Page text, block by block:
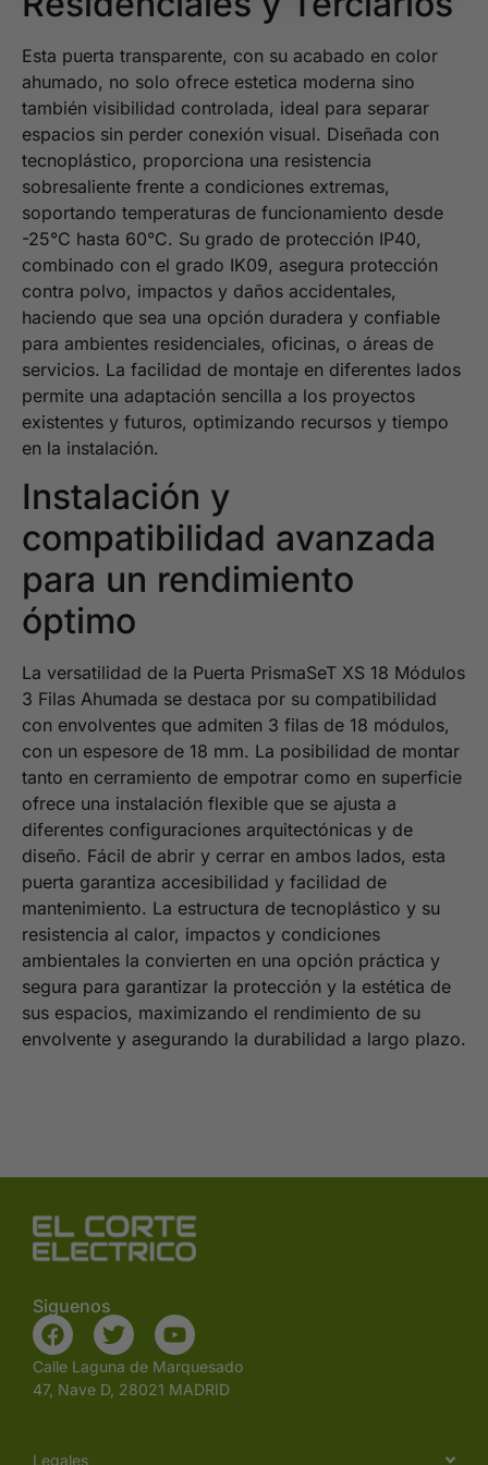
Esta puerta transparente, con su acabado en color
ahumado, no solo ofrece estetica moderna sino
también visibilidad controlada, ideal para separar
espacios sin perder conexión visual. Diseñada con
tecnoplástico, proporciona una resistencia
sobresaliente frente a condiciones extremas,
soportando temperaturas de funcionamiento desde
-25°C hasta 60°C. Su grado de protección IP40,
combinado con el grado IK09, asegura protección
contra polvo, impactos y daños accidentales,
haciendo que sea una opción duradera y confiable
para ambientes residenciales, oficinas, o áreas de
servicios. La facilidad de montaje en diferentes lados
permite una adaptación sencilla a los proyectos
existentes y futuros, optimizando recursos y tiempo
en la instalación.
Instalación y
compatibilidad avanzada
para un rendimiento
óptimo
La versatilidad de la Puerta PrismaSeT XS 18 Módulos
3 Filas Ahumada se destaca por su compatibilidad
con envolventes que admiten 3 filas de 18 módulos,
con un espesore de 18 mm. La posibilidad de montar
tanto en cerramiento de empotrar como en superficie
ofrece una instalación flexible que se ajusta a
diferentes configuraciones arquitectónicas y de
diseño. Fácil de abrir y cerrar en ambos lados, esta
puerta garantiza accesibilidad y facilidad de
mantenimiento. La estructura de tecnoplástico y su
resistencia al calor, impactos y condiciones
ambientales la convierten en una opción práctica y
segura para garantizar la protección y la estética de
sus espacios, maximizando el rendimiento de su
envolvente y asegurando la durabilidad a largo plazo.
Siguenos
Calle Laguna de Marquesado
47, Nave D, 28021 MADRID
Legales